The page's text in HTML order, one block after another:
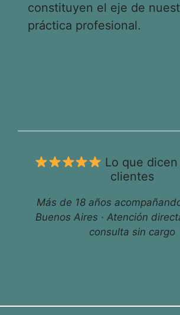
constituyen el eje de
práctica profesional.
Lo que
clientes
Más de 18 años
Buenos Aires · Atención
consulta sin cargo